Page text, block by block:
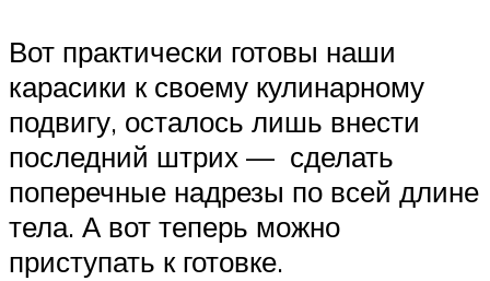
Вот практически готовы наши
карасики к своему кулинарному
подвигу, осталось лишь внести
последний штрих — сделать
поперечные надрезы по всей длине
тела. А вот теперь можно
приступать к готовке.